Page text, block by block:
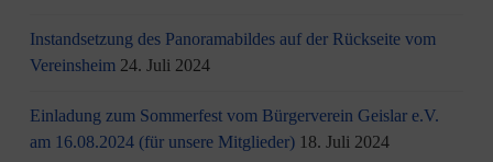
Instandsetzung des Panoramabildes auf der Rückseite vom
Vereinsheim 24. Juli 2024
Einladung zum Sommerfest vom Bürgerverein Geislar e.V.
am 16.08.2024 (für unsere Mitglieder) 18. Juli 2024